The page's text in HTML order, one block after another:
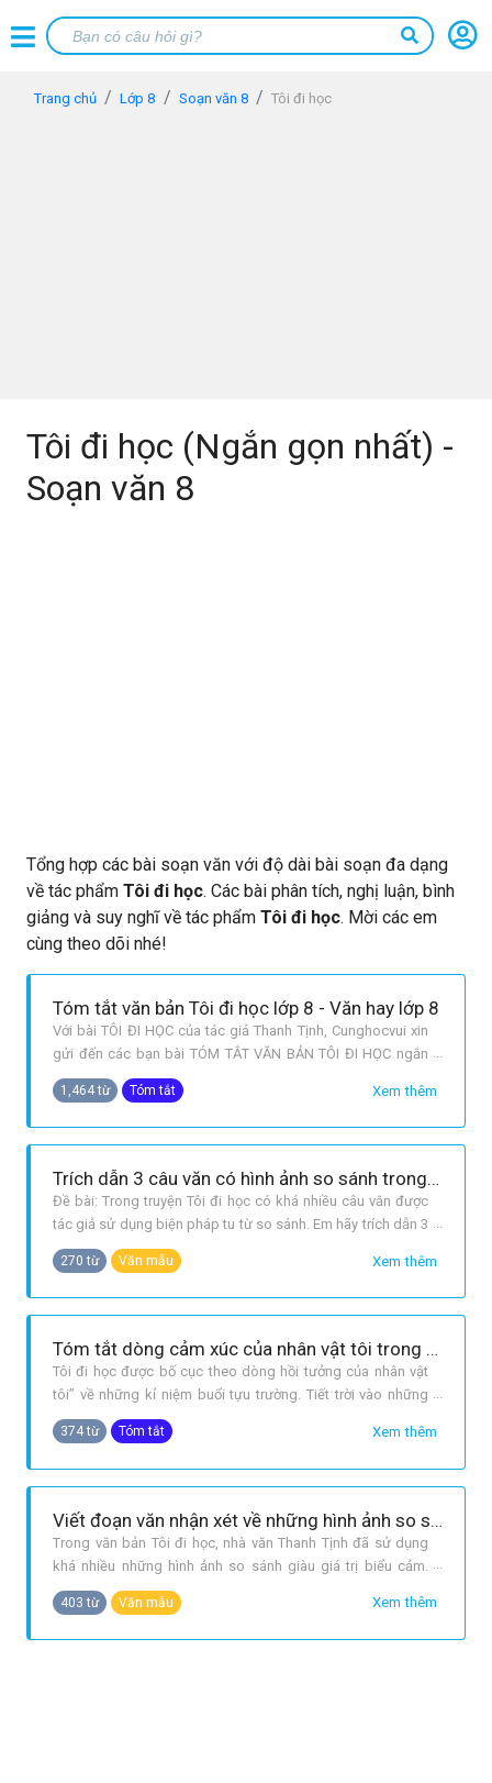
Trang chủ Lớp 8 Soạn văn 8 Tôi đi học
Tôi đi học (Ngắn gọn nhất) -
Soạn văn 8
Tổng hợp các bài soạn văn với độ dài bài soạn đa dạng
về tác phẩm Tôi đi học. Các bài phân tích, nghị luận, bình
giảng và suy nghĩ về tác phẩm Tôi đi học. Mời các em
cùng theo dõi nhé!
Tóm tắt văn bản Tôi đi học lớp 8 - Văn hay lớp 8
Với bài TÔI ĐI HỌC của tác giả Thanh Tịnh, Cunghocvui xin
gửi đến các bạn bài TÓM TẮT VĂN BẢN TÔI ĐI HỌC ngắn
gọn nhất ngay sau đây. Cùng tham khảo các bạn nhé! [tóm
tắt văn bản tôi đi học] XEM THÊM Soạn bài Tôi đi học
[https://cunghocvui.com/danhmuc/toidihoc?page=2] Phân
tích truyện ngắn Tôi đi học
Xem thêm
1,464 từ Tóm tắt
Trích dẫn 3 câu văn có hình ảnh so sánh trong bài Tôi đi học
Đề bài: Trong truyện Tôi đi học có khá nhiều câu văn được
tác giả sử dụng biện pháp tu từ so sánh. Em hãy trích dẫn 3
câu văn có hình ảnh so sánh mà mình yêu thích. Trong
truyện Tôi đi học có nhiều câu văn mang hình ảnh so sánh
mà em rất yêu thích. Tiêu biểu là ba câu văn sau đây: Tôi
quên thế nào đ
Xem thêm
270 từ Văn mẫu
Tóm tắt dòng cảm xúc của nhân vật tôi trong văn bản Tôi đi học của Thanh Tịnh
Tôi đi học được bố cục theo dòng hồi tưởng của nhân vật
tôi” về những kỉ niệm buổi tựu trường. Tiết trời vào những
ngày cuối thu, hình ảnh các em nhỏ đến trường gợi cho nhân
vật “tôi” nhớ lại ngày đầu tiên đi học. Tôi nhớ lại con đường
nhưng lần n
Xem thêm
374 từ Tóm tắt
Viết đoạn văn nhận xét về những hình ảnh so sánh trong văn bản Tôi đi học của nhà văn Thanh Tịnh
Trong văn bản Tôi đi học, nhà văn Thanh Tịnh đã sử dụng
khá nhiều những hình ảnh so sánh giàu giá trị biểu cảm.
Nghĩ đến những ngày đầu tiên đi học, tác giả bồi hồi viết: Tôi
quên thể nào được những cảm giác trong sáng ấy nảy nở
Xem thêm
403 từ Văn mẫu